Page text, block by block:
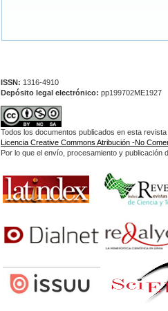
ISSN: 1316-4910
Depósito legal electrónico: pp199702ME1927
Todos los documentos publicados en esta
Licencia Creative Commons Atribución -No
Por lo que el envío, procesamiento y publicación